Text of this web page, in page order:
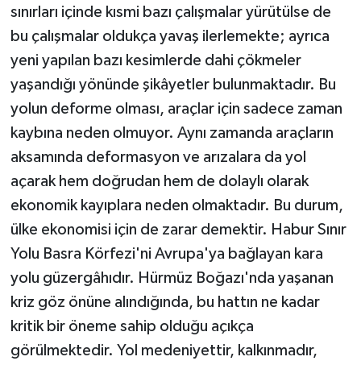
sınırları içinde kısmi bazı çalışmalar yürütülse de
bu çalışmalar oldukça yavaş ilerlemekte; ayrıca
yeni yapılan bazı kesimlerde dahi çökmeler
yaşandığı yönünde şikâyetler bulunmaktadır. Bu
yolun deforme olması, araçlar için sadece zaman
kaybına neden olmuyor. Aynı zamanda araçların
aksamında deformasyon ve arızalara da yol
açarak hem doğrudan hem de dolaylı olarak
ekonomik kayıplara neden olmaktadır. Bu durum,
ülke ekonomisi için de zarar demektir. Habur Sınır
Yolu Basra Körfezi'ni Avrupa'ya bağlayan kara
yolu güzergâhıdır. Hürmüz Boğazı'nda yaşanan
kriz göz önüne alındığında, bu hattın ne kadar
kritik bir öneme sahip olduğu açıkça
görülmektedir. Yol medeniyettir, kalkınmadır,